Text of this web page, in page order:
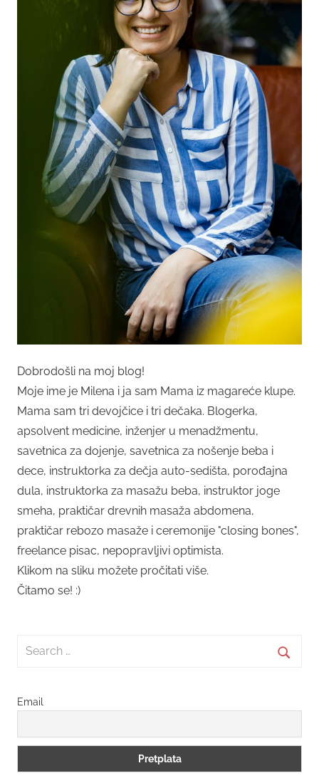
Dobrodošli na moj blog!
Moje ime je Milena i ja sam Mama iz magareće klupe.
Mama sam tri devojčice i tri dečaka. Blogerka,
apsolvent medicine, inženjer u menadžmentu,
savetnica za dojenje, savetnica za nošenje beba i
dece, instruktorka za dečja auto-sedišta, porođajna
dula, instruktorka za masažu beba, instruktor joge
smeha, praktičar drevnih masaža abdomena,
praktičar rebozo masaže i ceremonije "closing bones",
freelance pisac, nepopravljivi optimista.
Klikom na sliku možete pročitati više.
Čitamo se! :)
Search
Email